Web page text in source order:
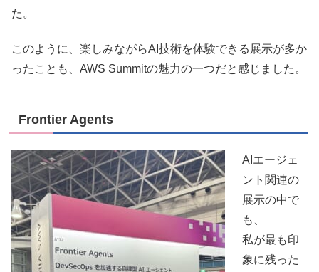
た。
このように、楽しみながらAI技術を体験できる展示が多か
ったことも、AWS Summitの魅力の一つだと感じました。
Frontier Agents
AIエージェ
ント関連の
展示の中で
も、
私が最も印
象に残った